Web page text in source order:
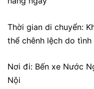
Thời gian di chuyển:
thể chênh lệch do
Nơi đi: Bến xe Nước
Nội